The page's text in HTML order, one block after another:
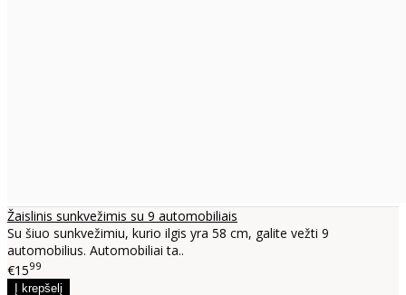
Žaislinis sunkvežimis su 9 automobiliais
Su šiuo sunkvežimiu, kurio ilgis yra 58 cm, galite vežti 9
automobilius. Automobiliai ta..
€1599